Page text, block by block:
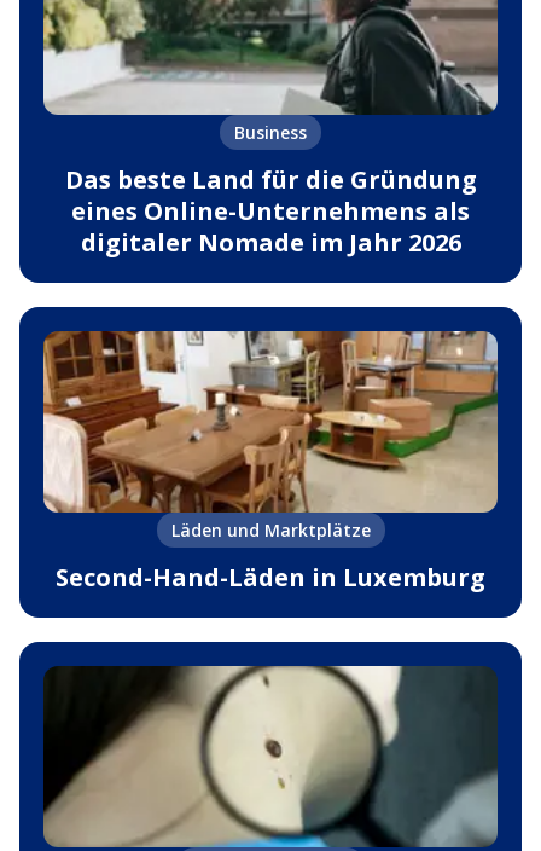
Business
Das beste Land für die Gründung
eines Online-Unternehmens als
digitaler Nomade im Jahr 2026
Läden und Marktplätze
Second-Hand-Läden in Luxemburg